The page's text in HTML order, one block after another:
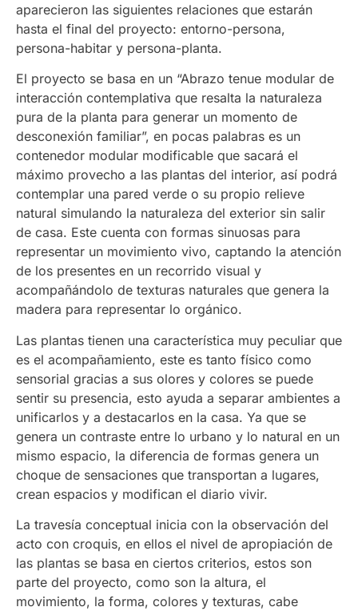
aparecieron las siguientes relaciones que estarán
hasta el final del proyecto: entorno-persona,
persona-habitar y persona-planta.
El proyecto se basa en un “Abrazo tenue modular de
interacción contemplativa que resalta la naturaleza
pura de la planta para generar un momento de
desconexión familiar”, en pocas palabras es un
contenedor modular modificable que sacará el
máximo provecho a las plantas del interior, así podrá
contemplar una pared verde o su propio relieve
natural simulando la naturaleza del exterior sin salir
de casa. Este cuenta con formas sinuosas para
representar un movimiento vivo, captando la atención
de los presentes en un recorrido visual y
acompañándolo de texturas naturales que genera la
madera para representar lo orgánico.
Las plantas tienen una característica muy peculiar que
es el acompañamiento, este es tanto físico como
sensorial gracias a sus olores y colores se puede
sentir su presencia, esto ayuda a separar ambientes a
unificarlos y a destacarlos en la casa. Ya que se
genera un contraste entre lo urbano y lo natural en un
mismo espacio, la diferencia de formas genera un
choque de sensaciones que transportan a lugares,
crean espacios y modifican el diario vivir.
La travesía conceptual inicia con la observación del
acto con croquis, en ellos el nivel de apropiación de
las plantas se basa en ciertos criterios, estos son
parte del proyecto, como son la altura, el
movimiento, la forma, colores y texturas, cabe